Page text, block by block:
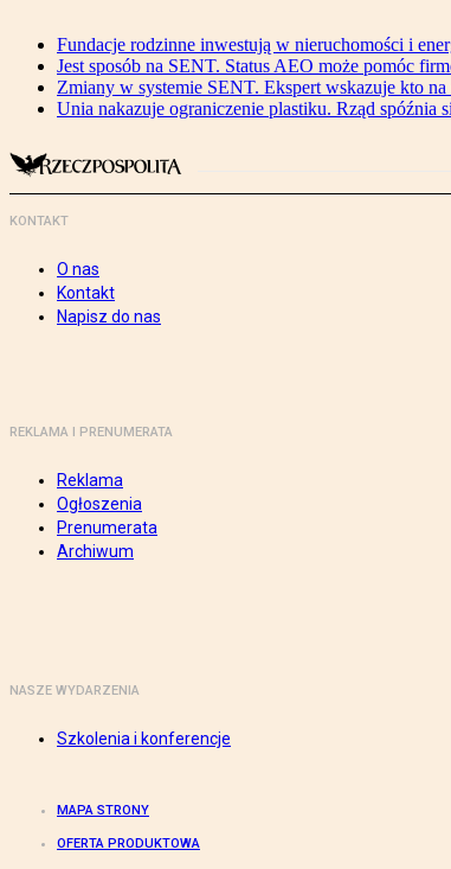
Fundacje rodzinne inwestują w nieruchomości i
Jest sposób na SENT. Status AEO może pomóc
Zmiany w systemie SENT. Ekspert wskazuje kto
Unia nakazuje ograniczenie plastiku. Rząd spóźnia
KONTAKT
O nas
Kontakt
Napisz do nas
REKLAMA I PRENUMERATA
Reklama
Ogłoszenia
Prenumerata
Archiwum
NASZE WYDARZENIA
Szkolenia i konferencje
MAPA STRONY
OFERTA PRODUKTOWA